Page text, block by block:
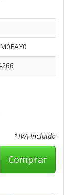
*IVA Incluido
Comprar